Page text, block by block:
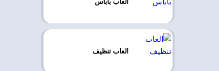
العاب تنظيف